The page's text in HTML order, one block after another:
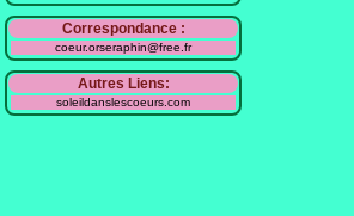
Correspondance :
coeur.orseraphin@free.fr
Autres Liens:
soleildanslescoeurs.com